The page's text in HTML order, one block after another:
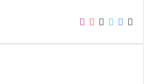
Twitter
LinkedIn
YouTube
Instagram